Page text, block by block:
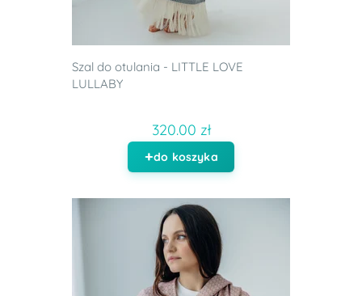
Szal do otulania - LITTLE LOVE
LULLABY
320.00 zł
do koszyka